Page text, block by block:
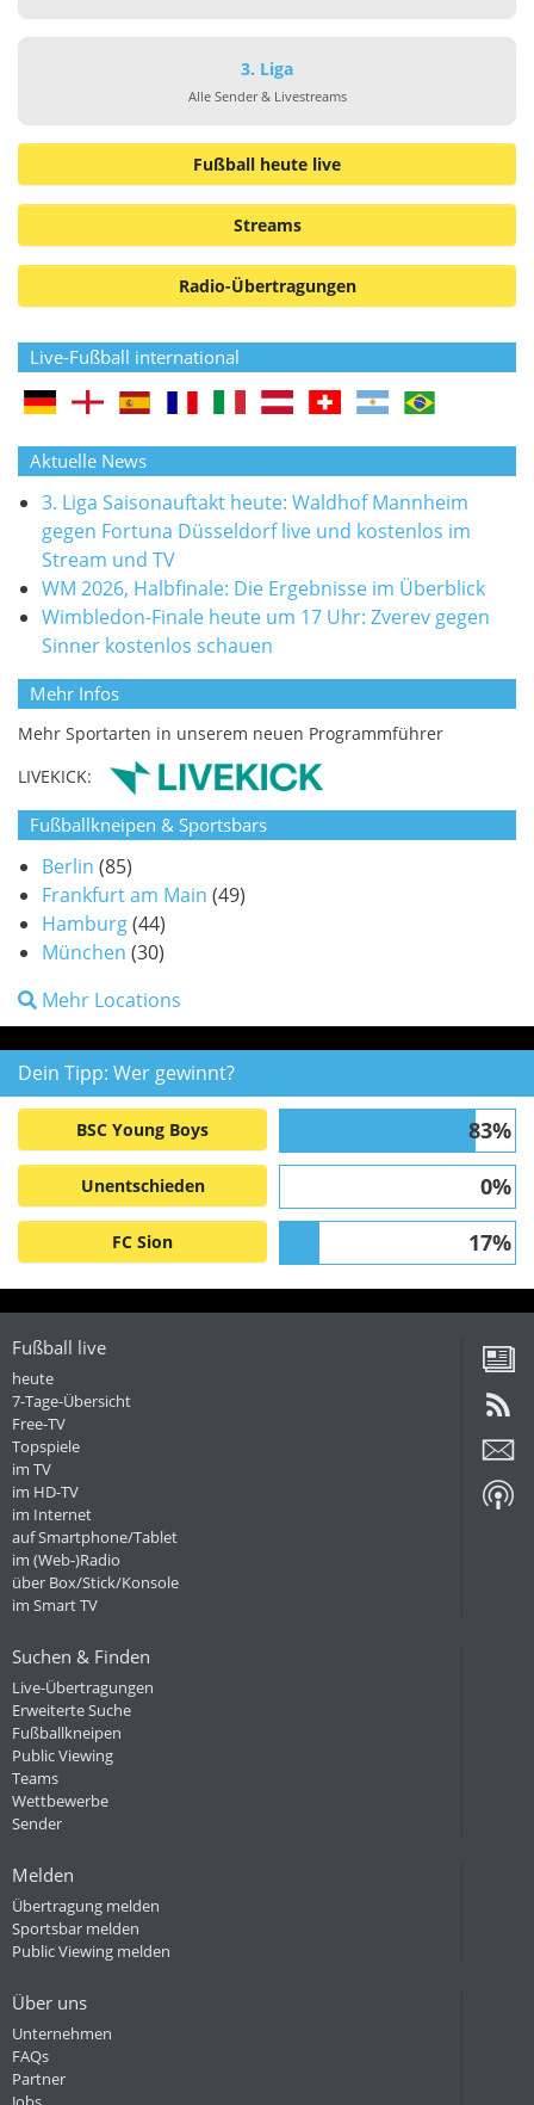
3. Liga
Alle Sender & Livestreams
Fußball heute live
Streams
Radio-Übertragungen
Live-Fußball international
Aktuelle News
3. Liga Saisonauftakt heute: Waldhof Mannheim
gegen Fortuna Düsseldorf live und kostenlos im
Stream und TV
WM 2026, Halbfinale: Die Ergebnisse im Überblick
Wimbledon-Finale heute um 17 Uhr: Zverev gegen
Sinner kostenlos schauen
Mehr Infos
Mehr Sportarten in unserem neuen Programmführer
LIVEKICK:
Fußballkneipen & Sportsbars
Berlin (85)
Frankfurt am Main (49)
Hamburg(44)
München (30)
Mehr Locations
Dein Tipp: Wer gewinnt?
BSC Young Boys 83%
Unentschieden 0%
FC Sion 17%
Fußball live
heute
7-Tage-Übersicht
Free-TV
Topspiele
im TV
im HD-TV
im Internet
auf Smartphone/Tablet
im (Web-)Radio
über Box/Stick/Konsole
im Smart TV
Suchen & Finden
Live-Übertragungen
Erweiterte Suche
Fußballkneipen
Public Viewing
Teams
Wettbewerbe
Sender
Melden
Übertragung melden
Sportsbar melden
Public Viewing melden
Über uns
Unternehmen
FAQs
Partner